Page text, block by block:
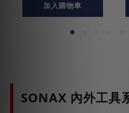
加入購物車
SONAX 內外工具